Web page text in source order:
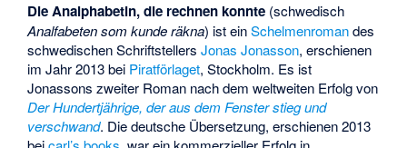
Die Analphabetin, die rechnen konnte (schwedisch
Analfabeten som kunde räkna) ist einSchelmenromandes
schwedischen SchriftstellersJonas Jonasson, erschienen
im Jahr 2013 bei Piratförlaget, Stockholm. Es ist
Jonassons zweiter Roman nach dem weltweiten Erfolg von
Der Hundertjährige, der aus dem Fenster stieg und
verschwand. Die deutsche Übersetzung, erschienen 2013